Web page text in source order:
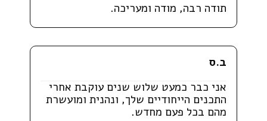
תודה רבה, מודה ומעריכה.
ב.ס
אני כבר כמעט שלוש שנים עוקבת אחרי
התכנים הייחודיים שלך, ונהנית ומועשרת
מהם בכל פעם מחדש.